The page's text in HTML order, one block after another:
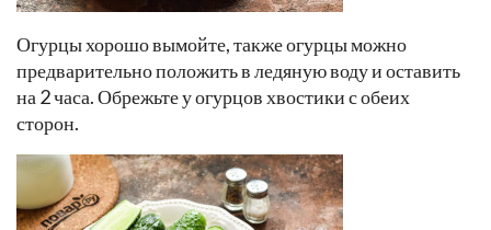
Огурцы хорошо вымойте, также огурцы можно
предварительно положить в ледяную воду и оставить
на 2 часа. Обрежьте у огурцов хвостики с обеих
сторон.